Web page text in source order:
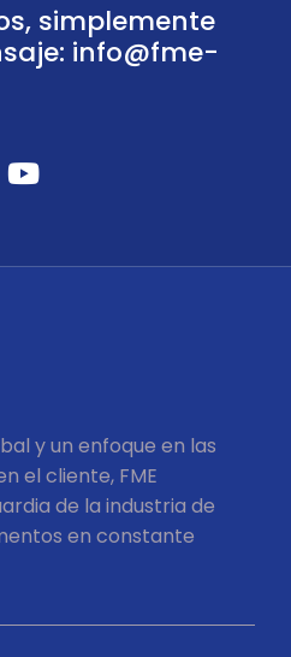
simplemente
info@fme-
youtube
y un enfoque en las
el cliente, FME
de la industria de
en constante